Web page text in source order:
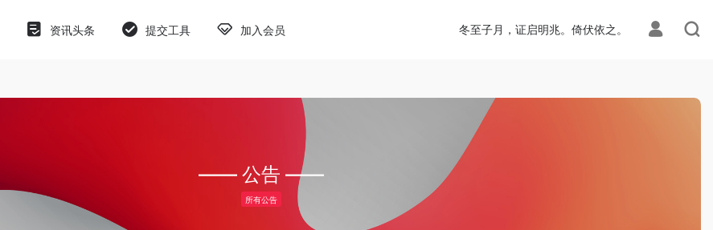
资讯头条 提交工具 加入会员 冬至子月，证启明兆。倚伏依之。
—— 公告 ——
所有公告